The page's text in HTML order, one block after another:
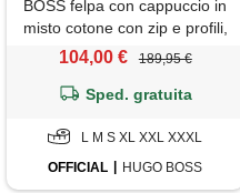
BOSS felpa con cappuccio in
misto cotone con zip e profili,
nero
104,00 € 189,95 €
Sped. gratuita
L M S XL XXL XXXL
OFFICIAL
HUGO BOSS